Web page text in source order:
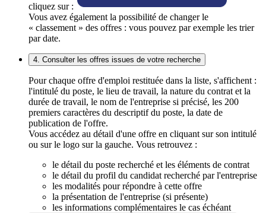
cliquez sur :
Vous avez également la possibilité de changer le
« classement » des offres : vous pouvez par exemple les trier
par date.
4. Consulter les offres issues de votre recherche
Pour chaque offre d'emploi restituée dans la liste, s'affichent :
l'intitulé du poste, le lieu de travail, la nature du contrat et la
durée de travail, le nom de l'entreprise si précisé, les 200
premiers caractères du descriptif du poste, la date de
publication de l'offre.
Vous accédez au détail d'une offre en cliquant sur son intitulé
ou sur le logo sur la gauche. Vous retrouvez :
le détail du poste recherché et les éléments de contrat
le détail du profil du candidat recherché par l'entreprise
les modalités pour répondre à cette offre
la présentation de l'entreprise (si présente)
les informations complémentaires le cas échéant